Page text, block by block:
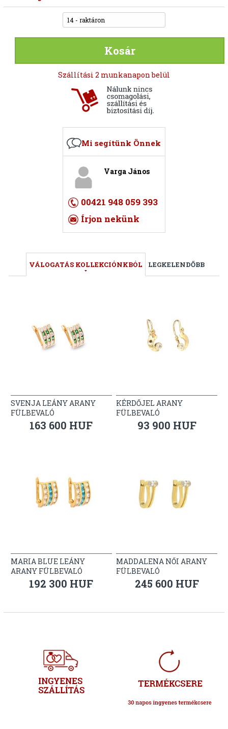
14 - raktáron
Kosár
Szállítási 2 munkanapon belül
Mi segítünk Önnek
Varga János
00421 948 059 393
Írjon nekünk
VÁLOGATÁS KOLLEKCIÓNKBÓL LEGKELENDŐBB
SVENJA LEÁNY ARANY
FÜLBEVALÓ
163 600 HUF
KÉRDŐJEL ARANY
FÜLBEVALÓ
93 900 HUF
MARIA BLUE LEÁNY
ARANY FÜLBEVALÓ
192 300 HUF
MADDALENA NŐI ARANY
FÜLBEVALÓ
245 600 HUF